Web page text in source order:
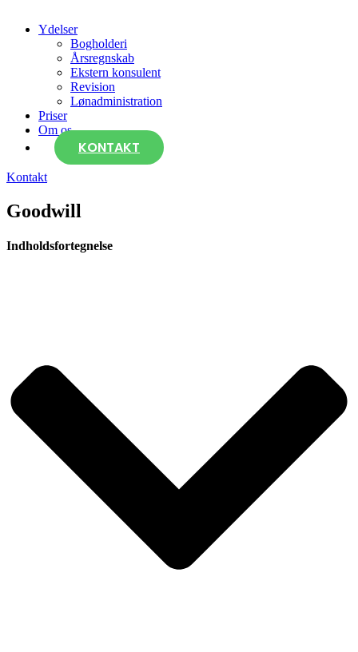
Ydelser
Bogholderi
Årsregnskab
Ekstern konsulent
Revision
Lønadministration
Priser
Om os
KONTAKT
Kontakt
Goodwill
Indholdsfortegnelse